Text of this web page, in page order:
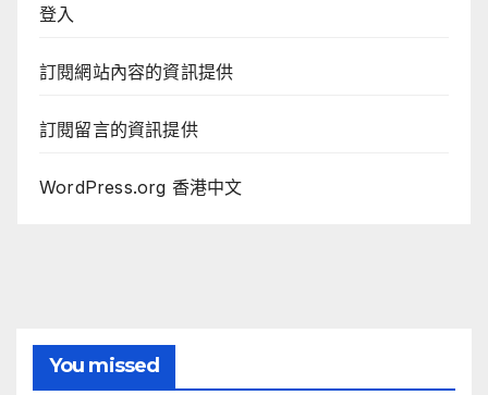
登入
訂閱網站內容的資訊提供
訂閱留言的資訊提供
WordPress.org 香港中文
You missed